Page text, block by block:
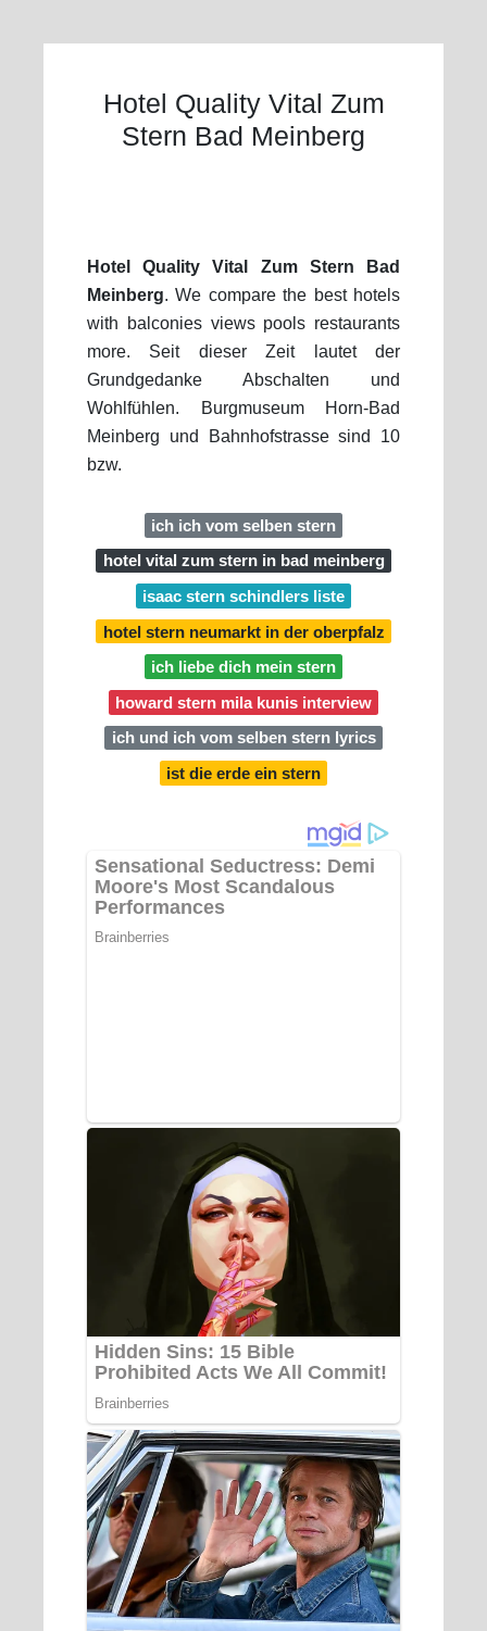
Hotel Quality Vital Zum
Stern Bad Meinberg
Hotel Quality Vital Zum Stern Bad
Meinberg. We compare the best hotels
with balconies views pools restaurants
more. Seit dieser Zeit lautet der
Grundgedanke Abschalten und
Wohlfühlen. Burgmuseum Horn-Bad
Meinberg und Bahnhofstrasse sind 10
bzw.
ich ich vom selben stern
hotel vital zum stern in bad meinberg
isaac stern schindlers liste
hotel stern neumarkt in der oberpfalz
ich liebe dich mein stern
howard stern mila kunis interview
ich und ich vom selben stern lyrics
ist die erde ein stern